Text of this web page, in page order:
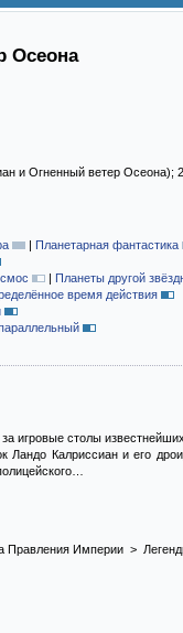
Осеона
и Огненный ветер Осеона);
| Планетарная фантастика
| Планеты другой
время действия
игровые столы
Ландо Калриссиан и его
Правления Империи >